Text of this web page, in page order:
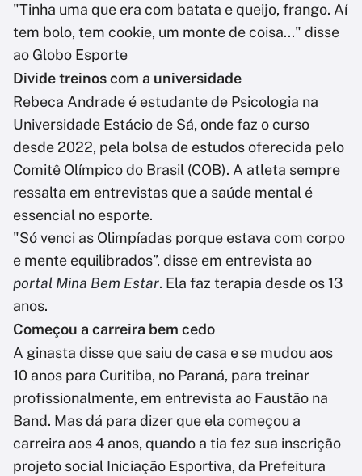
"Tinha uma que era com batata e queijo, frango. Aí
tem bolo, tem cookie, um monte de coisa..." disse
ao Globo Esporte
Divide treinos com a universidade
Rebeca Andrade é estudante de Psicologia na
Universidade Estácio de Sá, onde faz o curso
desde 2022, pela bolsa de estudos oferecida pelo
Comitê Olímpico do Brasil (COB). A atleta sempre
ressalta em entrevistas que a saúde mental é
essencial no esporte.
"Só venci as Olimpíadas porque estava com corpo
e mente equilibrados”, disse em entrevista ao
portal Mina Bem Estar. Ela faz terapia desde os 13
anos.
Começou a carreira bem cedo
A ginasta disse que saiu de casa e se mudou aos
10 anos para Curitiba, no Paraná, para treinar
profissionalmente, em entrevista ao Faustão na
Band. Mas dá para dizer que ela começou a
carreira aos 4 anos, quando a tia fez sua inscrição
projeto social Iniciação Esportiva, da Prefeitura